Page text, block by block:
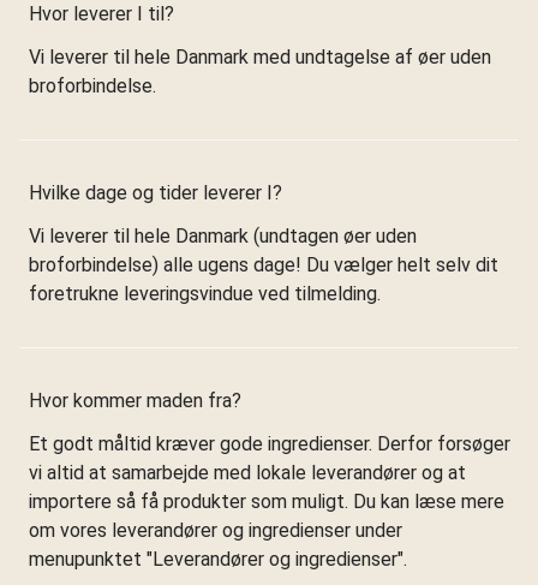
Hvor leverer I til?
Vi leverer til hele Danmark med undtagelse af øer uden
broforbindelse.
Hvilke dage og tider leverer I?
Vi leverer til hele Danmark (undtagen øer uden
broforbindelse) alle ugens dage! Du vælger helt selv dit
foretrukne leveringsvindue ved tilmelding.
Hvor kommer maden fra?
Et godt måltid kræver gode ingredienser. Derfor forsøger
vi altid at samarbejde med lokale leverandører og at
importere så få produkter som muligt. Du kan læse mere
om vores leverandører og ingredienser under
menupunktet "Leverandører og ingredienser".